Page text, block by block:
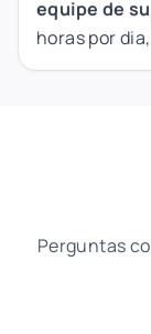
equipe de
horas por
Perguntas